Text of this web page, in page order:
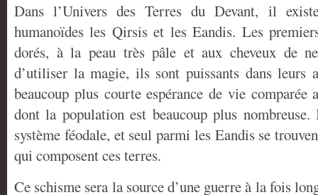
Dans l’Univers des Terres du Devant, il
humanoïdes les Qirsis et les Eandis. Les
dorés, à la peau très pâle et aux cheveux de
d’utiliser la magie, ils sont puissants dans leurs
beaucoup plus courte espérance de vie comparée
dont la population est beaucoup plus
système féodale, et seul parmi les Eandis se
qui composent ces terres.
Ce schisme sera la source d’une guerre à la fois